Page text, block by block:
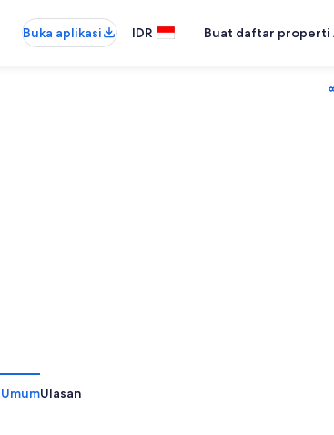
Buka aplikasi IDR Buat daftar properti
Ulasan